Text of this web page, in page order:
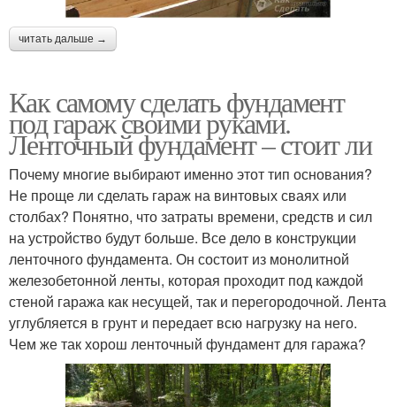
читать дальше →
Как самому сделать фундамент
под гараж своими руками.
Ленточный фундамент – стоит ли
Почему многие выбирают именно этот тип основания?
Не проще ли сделать гараж на винтовых сваях или
столбах? Понятно, что затраты времени, средств и сил
на устройство будут больше. Все дело в конструкции
ленточного фундамента. Он состоит из монолитной
железобетонной ленты, которая проходит под каждой
стеной гаража как несущей, так и перегородочной. Лента
углубляется в грунт и передает всю нагрузку на него.
Чем же так хорош ленточный фундамент для гаража?